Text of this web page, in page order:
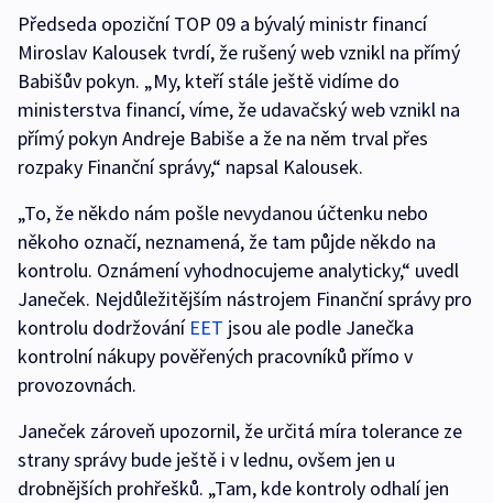
Předseda opoziční TOP 09 a bývalý ministr financí
Miroslav Kalousek tvrdí, že rušený web vznikl na přímý
Babišův pokyn. „My, kteří stále ještě vidíme do
ministerstva financí, víme, že udavačský web vznikl na
přímý pokyn Andreje Babiše a že na něm trval přes
rozpaky Finanční správy,“ napsal Kalousek.
„To, že někdo nám pošle nevydanou účtenku nebo
někoho označí, neznamená, že tam půjde někdo na
kontrolu. Oznámení vyhodnocujeme analyticky,“ uvedl
Janeček. Nejdůležitějším nástrojem Finanční správy pro
kontrolu dodržování EET jsou ale podle Janečka
kontrolní nákupy pověřených pracovníků přímo v
provozovnách.
Janeček zároveň upozornil, že určitá míra tolerance ze
strany správy bude ještě i v lednu, ovšem jen u
drobnějších prohřešků. „Tam, kde kontroly odhalí jen